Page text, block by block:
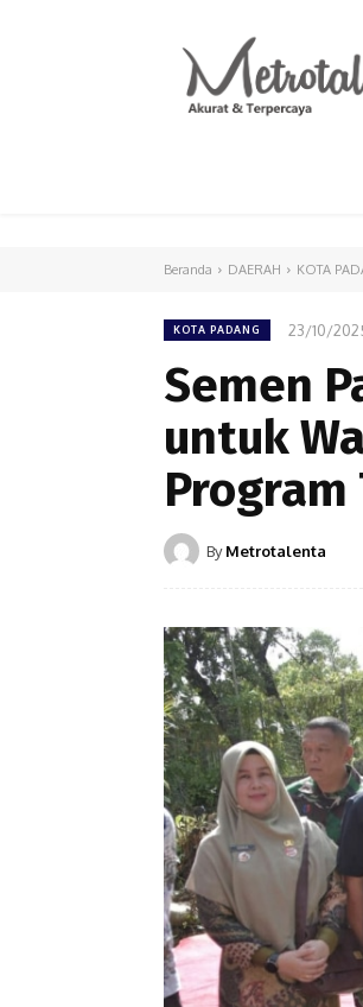
Beranda DAERAH KOTA
KOTA PADANG 23/10/
Semen
untuk
Program
By Metrotalenta